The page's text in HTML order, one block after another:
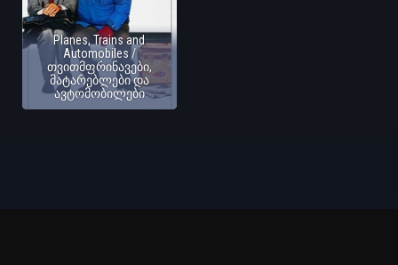
Planes, Trains and
Automobiles /
თვითმფრინავები,
მატარებლები და
ავტომობილები